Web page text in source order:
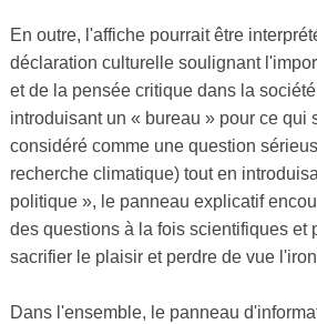
En outre, l'affiche pourrait être
déclaration culturelle soulignant
et de la pensée critique dans la
introduisant un « bureau » pour ce qui
considéré comme une question
recherche climatique) tout en
politique », le panneau explicatif
des questions à la fois scientifiques et
sacrifier le plaisir et perdre de vue
Dans l'ensemble, le panneau